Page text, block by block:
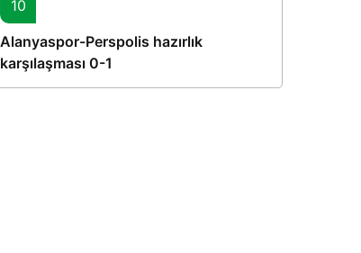
10
Alanyaspor-Perspolis hazırlık
karşılaşması 0-1